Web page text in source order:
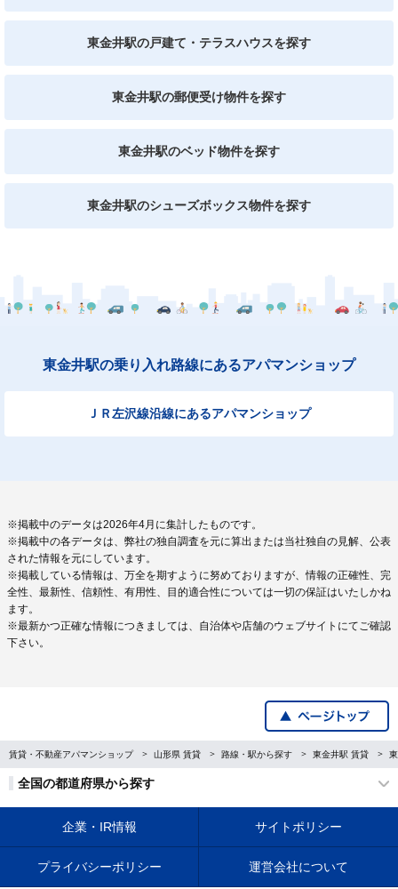
東金井駅の戸建て・テラスハウスを探す
東金井駅の郵便受け物件を探す
東金井駅のベッド物件を探す
東金井駅のシューズボックス物件を探す
東金井駅の乗り入れ路線にあるアパマンショップ
ＪＲ左沢線沿線にあるアパマンショップ
※掲載中のデータは2026年4月に集計したものです。
※掲載中の各データは、弊社の独自調査を元に算出または当社独自の見解、公表
された情報を元にしています。
※掲載している情報は、万全を期すように努めておりますが、情報の正確性、完
全性、最新性、信頼性、有用性、目的適合性については一切の保証はいたしかね
ます。
※最新かつ正確な情報につきましては、自治体や店舗のウェブサイトにてご確認
下さい。
賃貸・不動産アパマンショップ 山形県 賃貸 路線・駅から探す 東金井駅 賃貸
全国の都道府県から探す
企業・IR情報 サイトポリシー
プライバシーポリシー 運営会社について